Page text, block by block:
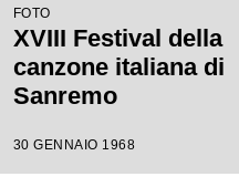
FOTO
XVIII Festival della
canzone italiana di
Sanremo
30 GENNAIO 1968